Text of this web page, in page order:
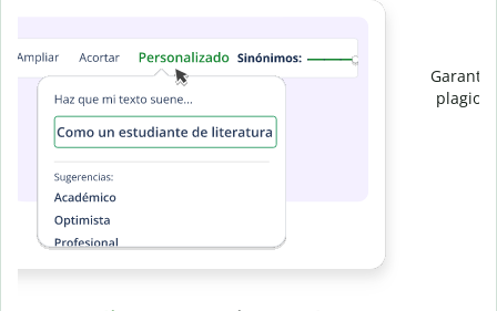
Garantiza textos totalmente originales con el detector de
plagio. Analiza tu trabajo en segundos e identifica citas
omitidas en cualquier idioma.